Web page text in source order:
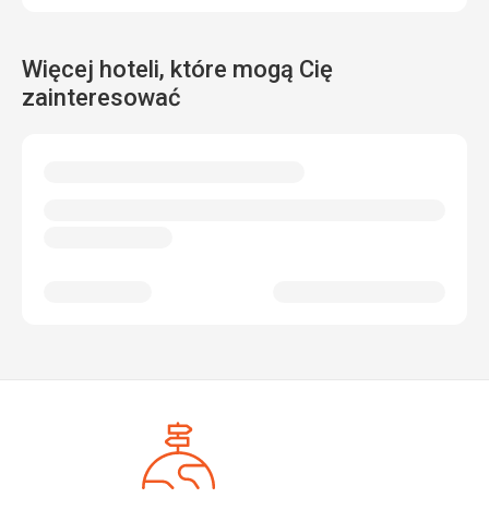
Więcej hoteli, które mogą Cię
zainteresować